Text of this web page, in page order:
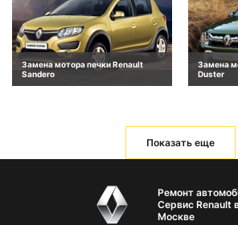
Замена мотора печки Renault
Sandero
Замена
Duster
Показать еще
Ремонт
Сервис Renault
Москве